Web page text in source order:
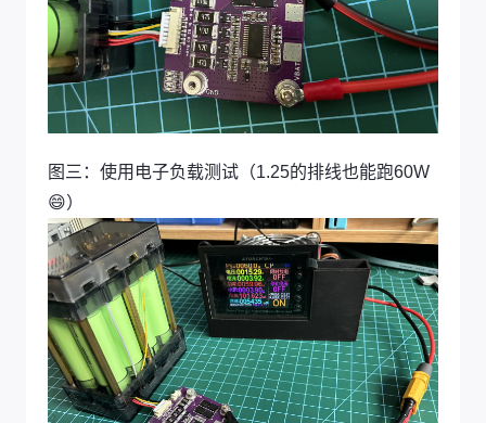
图三：使用电子负载测试（1.25的排线也能跑60W
😄）